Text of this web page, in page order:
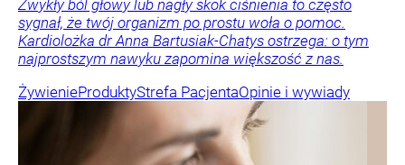
Zwykły ból głowy lub nagły skok ciśnienia to często
sygnał, że twój organizm po prostu woła o pomoc.
Kardiolożka dr Anna Bartusiak-Chatys ostrzega: o tym
najprostszym nawyku zapomina większość z nas.
ŻywienieProduktyStrefa PacjentaOpinie i wywiady